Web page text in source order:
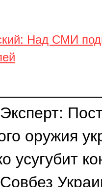
Над СМИ
Эксперт:
оружия
усугубит
Совбез